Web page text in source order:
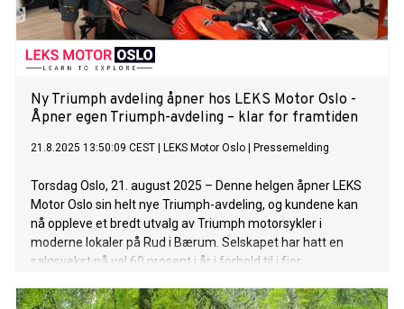
Ny Triumph avdeling åpner hos LEKS Motor Oslo -
Åpner egen Triumph-avdeling – klar for framtiden
21.8.2025 13:50:09 CEST LEKS Motor Oslo Pressemelding
Torsdag Oslo, 21. august 2025 – Denne helgen åpner LEKS
Motor Oslo sin helt nye Triumph-avdeling, og kundene kan
nå oppleve et bredt utvalg av Triumph motorsykler i
moderne lokaler på Rud i Bærum. Selskapet har hatt en
salgsvekst på vel 60 prosent i år i forhold til i fjor.